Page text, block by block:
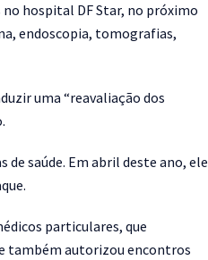
hospital DF Star, no próximo
endoscopia, tomografias,
uma “reavaliação dos
saúde. Em abril deste ano, ele
particulares, que
também autorizou encontros